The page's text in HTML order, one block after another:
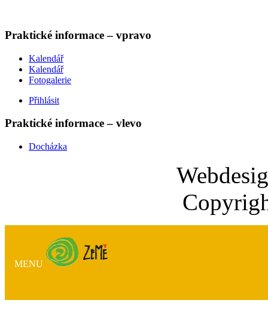
Praktické informace – vpravo
Kalendář
Kalendář
Fotogalerie
Přihlásit
Praktické informace – vlevo
Docházka
MENU